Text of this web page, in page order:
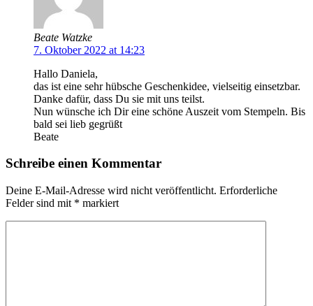
Beate Watzke
7. Oktober 2022 at 14:23
Hallo Daniela,
das ist eine sehr hübsche Geschenkidee, vielseitig einsetzbar.
Danke dafür, dass Du sie mit uns teilst.
Nun wünsche ich Dir eine schöne Auszeit vom Stempeln. Bis
bald sei lieb gegrüßt
Beate
Schreibe einen Kommentar
Deine E-Mail-Adresse wird nicht veröffentlicht. Erforderliche
Felder sind mit * markiert